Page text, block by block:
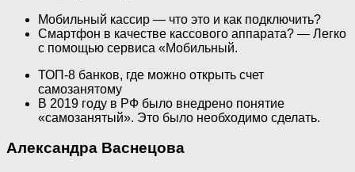
Мобильный кассир — что это и как подключить?
Смартфон в качестве кассового аппарата? — Легко
с помощью сервиса «Мобильный.
ТОП-8 банков, где можно открыть счет
самозанятому
В 2019 году в РФ было внедрено понятие
«самозанятый». Это было необходимо сделать.
Александра Васнецова